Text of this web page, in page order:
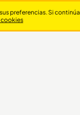
preferencias. Si continúa